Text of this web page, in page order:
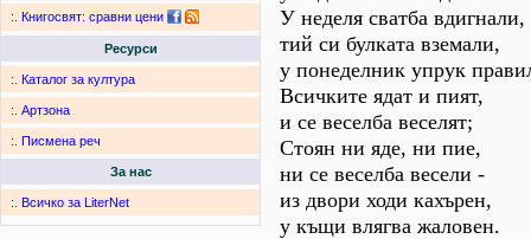
:. Книгосвят: сравни цени
Ресурси
:. Каталог за култура
:. Артзона
:. Писмена реч
За нас
:. Всичко за LiterNet
У неделя сватба вдигнали,
тий си булката вземали,
у понеделник упрук
Всичките ядат и пият,
и се веселба веселят;
Стоян ни яде, ни пие,
ни се веселба весели -
из двори ходи кахърен,
у къщи влягва жаловен.